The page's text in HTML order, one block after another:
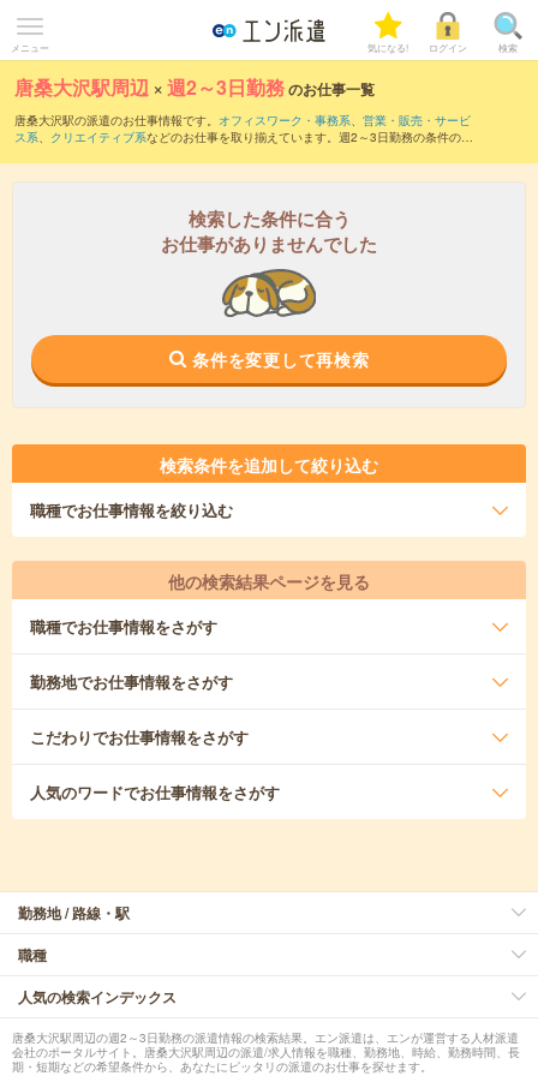
メニュー 気になる! ログイン 検索
唐桑大沢駅周辺 ×週2～3日勤務のお仕事一覧
唐桑大沢駅の派遣のお仕事情報です。 オフィスワーク・事務系、 営業・販売・サービ
ス系、 クリエイティブ系などのお仕事を取り揃えています。週2～3日勤務の条件の他
検索した条件に合う
お仕事がありませんでした
条件を変更して再検索
検索条件を追加して絞り込む
職種でお仕事情報を絞り込む
他の検索結果ページを見る
職種でお仕事情報をさがす
勤務地でお仕事情報をさがす
こだわりでお仕事情報をさがす
人気のワードでお仕事情報をさがす
勤務地 / 路線・駅
職種
人気の検索インデックス
唐桑大沢駅周辺の週2～3日勤務の派遣情報の検索結果。エン派遣は、エンが運営する人材派遣
会社のポータルサイト。唐桑大沢駅周辺の派遣/求人情報を職種、勤務地、時給、勤務時間、長
期・短期などの希望条件から、あなたにピッタリの派遣のお仕事を探せます。